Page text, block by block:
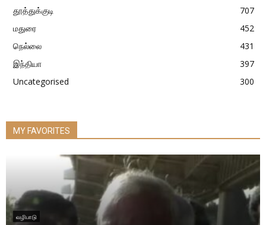
தூத்துக்குடி
707
மதுரை
452
நெல்லை
431
இந்தியா
397
Uncategorised
300
MY FAVORITES
வழிபாடு